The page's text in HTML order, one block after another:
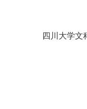
四川大学文